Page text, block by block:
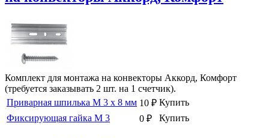
Комплект для монтажа на конвекторы Аккорд, Комфорт
(требуется заказывать 2 шт. на 1 счетчик).
Приварная шпилька М 3 х 8 мм 10 ₽ Купить
Фиксирующая гайка М 3
0 ₽ Купить